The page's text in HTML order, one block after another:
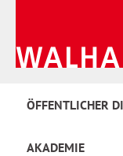
ÖFFENTLICHER
AKADEMIE